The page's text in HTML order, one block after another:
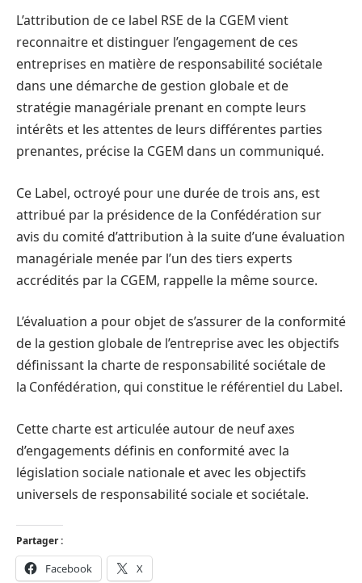
L’attribution de ce label RSE de la CGEM vient
reconnaitre et distinguer l’engagement de ces
entreprises en matière de responsabilité sociétale
dans une démarche de gestion globale et de
stratégie managériale prenant en compte leurs
intérêts et les attentes de leurs différentes parties
prenantes, précise la CGEM dans un communiqué.
Ce Label, octroyé pour une durée de trois ans, est
attribué par la présidence de la Confédération sur
avis du comité d’attribution à la suite d’une évaluation
managériale menée par l’un des tiers experts
accrédités par la CGEM, rappelle la même source.
L’évaluation a pour objet de s’assurer de la conformité
de la gestion globale de l’entreprise avec les objectifs
définissant la charte de responsabilité sociétale de
la Confédération, qui constitue le référentiel du Label.
Cette charte est articulée autour de neuf axes
d’engagements définis en conformité avec la
législation sociale nationale et avec les objectifs
universels de responsabilité sociale et sociétale.
Partager :
Facebook X